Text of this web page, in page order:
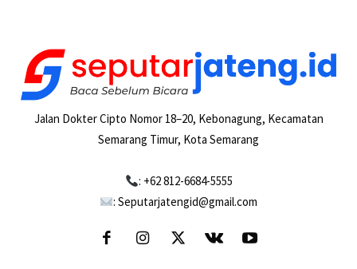
Jalan Dokter Cipto Nomor 18–20, Kebonagung, Kecamatan
Semarang Timur, Kota Semarang
: +62 812-6684-5555
: Seputarjatengid@gmail.com